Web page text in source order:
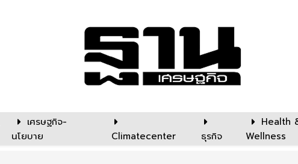
เศรษฐกิจ-
นโยบาย
Climatecenter ธุรกิจ
Health
Wellness